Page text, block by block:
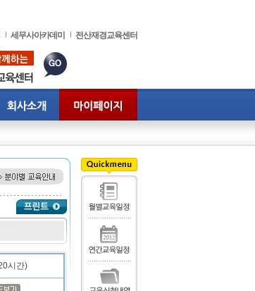
세무사아카데미 전산재경교육센터